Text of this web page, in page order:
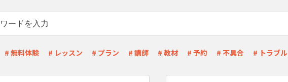
# 無料体験 # レッスン # プラン # 講師 # 教材 # 予約 # 不具合 # トラブル